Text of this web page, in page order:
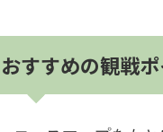
おすすめの観戦